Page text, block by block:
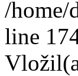
/home/
line